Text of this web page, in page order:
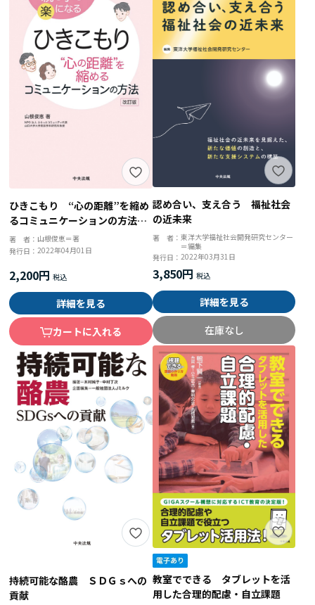
ひきこもり “心の距離”を縮め
るコミュニケーションの方法
改訂版 親も子も楽になる
著 者： 山根俊恵＝著
発行日：2022年04月01日
2,200円
詳細を見る
カートに入れる
認め合い、支え合う 福祉社会
の近未来
著 者： 東洋大学福祉社会開発研究センター
＝編集
発行日： 2022年03月31日
3,850円
詳細を見る
在庫なし
持続可能な酪農 ＳＤＧｓへの
貢献
教室でできる タブレットを活
用した合理的配慮・自立課題